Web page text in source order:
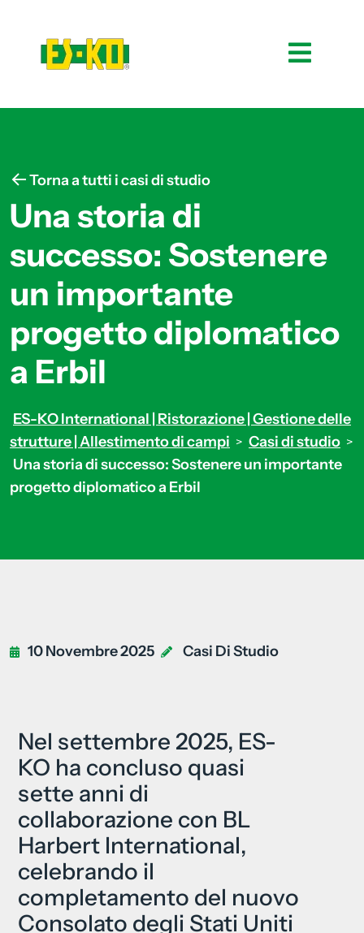
Torna a tutti i casi di studio
Una storia di
successo: Sostenere
un importante
progetto diplomatico
a Erbil
ES-KO International | Ristorazione | Gestione delle
strutture | Allestimento di campi > Casi di studio >
Una storia di successo: Sostenere un importante
progetto diplomatico a Erbil
10 Novembre 2025 Casi Di Studio
Nel settembre 2025, ES-
KO ha concluso quasi
sette anni di
collaborazione con BL
Harbert International,
celebrando il
completamento del nuovo
Consolato degli Stati Uniti